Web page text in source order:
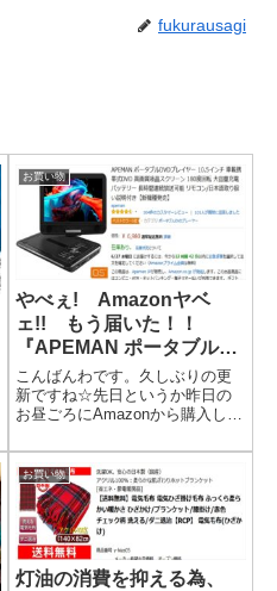
fukurausagi
お買い物
やべぇ! Amazonヤベ
ェ!! もう届いた！！
『APEMAN ポータブル
DVDプレーヤー PV1050』
こんばんわです。久しぶりの更
新ですね☆先日というか昨日の
お昼ごろにAmazonから購入した
ーヤーPV1050』なんですが、な
ぜか、今日のお昼ぐらいに到着
しました。これです！もうね、
笑っちゃったですよ。しか...
お買い物
灯油の消費を抑える為、